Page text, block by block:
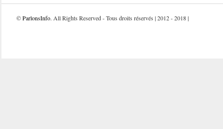
©ParlonsInfo. All Rights Reserved - Tous droits réservés | 2012 - 2018 |